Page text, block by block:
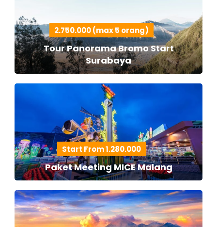
2.750.000 (max 5 orang)
Tour Panorama Bromo Start
Surabaya
Start From 1.280.000
Paket Meeting MICE Malang